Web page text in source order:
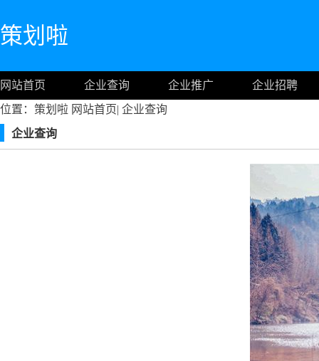
策划啦
网站首页 企业查询 企业推广
企业招聘
位置：策划啦 网站首页| 企业查询
企业查询